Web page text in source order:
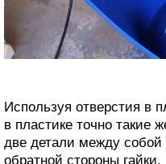
Используя отверстия в
в пластике точно
две детали между собой
обратной стороны гайки.